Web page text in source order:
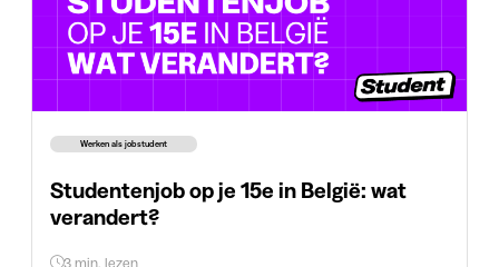
Werken als jobstudent
Studentenjob op je 15e in België: wat
verandert?
3 min. lezen